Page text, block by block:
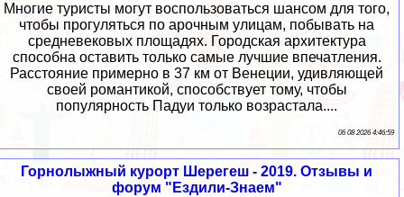
Многие туристы могут воспользоваться шансом для того,
чтобы прогуляться по арочным улицам, побывать на
средневековых площадях. Городская архитектура
способна оставить только самые лучшие впечатления.
Расстояние примерно в 37 км от Венеции, удивляющей
своей романтикой, способствует тому, чтобы
популярность Падуи только возрастала....
06 08 2026 4:46:59
Горнолыжный курорт Шерегеш - 2019. Отзывы и
форум "Ездили-Знаем"